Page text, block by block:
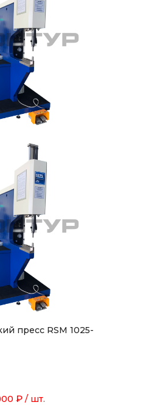
пресс RSM 1025-
₽ / шт.